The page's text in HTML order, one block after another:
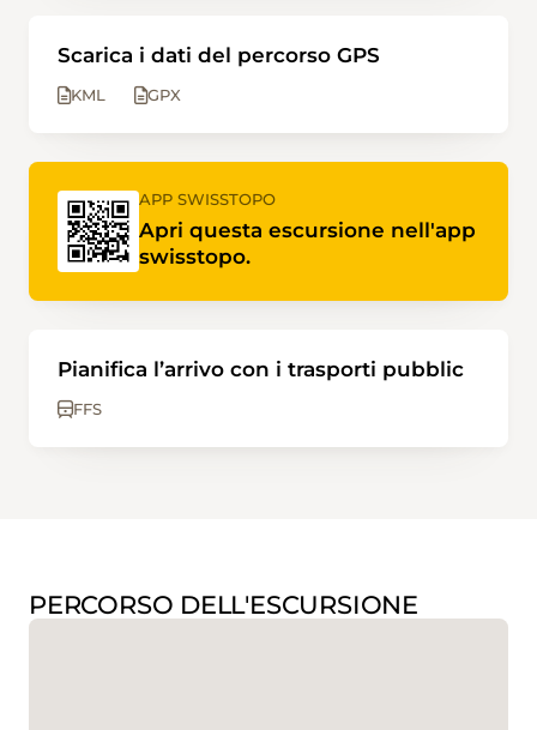
Scarica i dati del percorso GPS
KML GPX
APP SWISSTOPO
Apri questa escursione nell'app
swisstopo.
Pianifica l’arrivo con i trasporti pubblic
FFS
PERCORSO DELL'ESCURSIONE